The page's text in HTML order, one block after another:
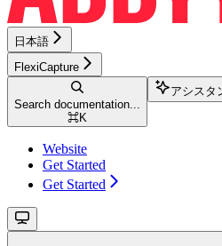
日本語
FlexiCapture
Search documentation...
⌘K
アシスタ
Website
Get Started
Get Started